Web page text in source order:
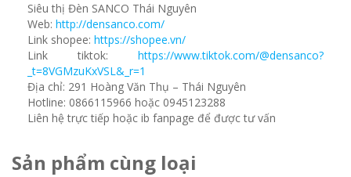
Siêu thị Đèn SANCO Thái Nguyên
Web: http://densanco.com/
Link shopee: https://shopee.vn/
Link tiktok: https://www.tiktok.com/@densanco?
_t=8VGMzuKxVSL&_r=1
Địa chỉ: 291 Hoàng Văn Thụ – Thái Nguyên
Hotline: 0866115966 hoặc 0945123288
Liên hệ trực tiếp hoặc ib fanpage để được tư vấn
Sản phẩm cùng loại